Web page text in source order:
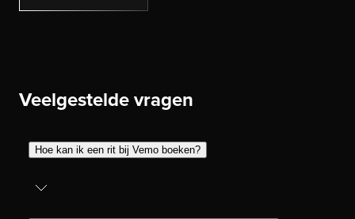
Veelgestelde vragen
Hoe kan ik een rit bij Vemo boeken?